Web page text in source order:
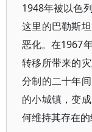
1948年被以色
这里的巴勒斯
恶化。在1967
转移所带来的
分制的二十年
的小城镇，变
何维持其存在的